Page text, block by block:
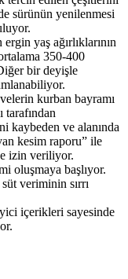
sürünün yenilenmesi
yaş ağırlıklarının
350-400
bir deyişle
kurban bayramı
tarafından
kaybeden ve alanında
kesim raporu” ile
izin veriliyor.
oluşmaya başlıyor.
veriminin sırrı
içerikleri sayesinde